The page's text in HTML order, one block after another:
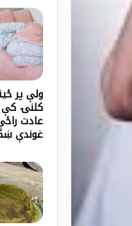
ولې پر
کلنۍ
عادت
غوندې